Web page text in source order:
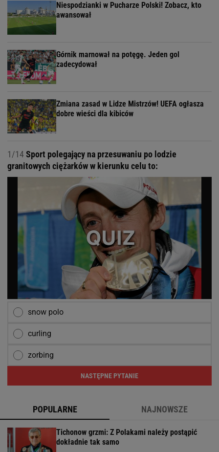
Niespodzianki w Pucharze Polski! Zobacz, kto
awansował
Górnik marnował na potęgę. Jeden gol
zadecydował
Zmiana zasad w Lidze Mistrzów! UEFA ogłasza
dobre wieści dla kibiców
1/14Sport polegający na przesuwaniu po lodzie
granitowych ciężarków w kierunku celu to:
snow polo
curling
zorbing
NASTĘPNE PYTANIE
POPULARNE NAJNOWSZE
Tichonow grzmi: Z Polakami należy postąpić
dokładnie tak samo